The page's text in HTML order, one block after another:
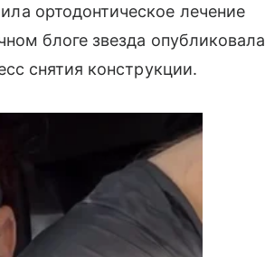
ортодонтическое лечение
блоге звезда опубликовала
снятия конструкции.